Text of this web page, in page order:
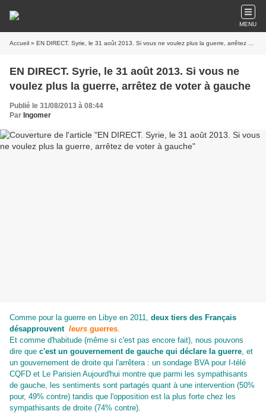
MENU
Accueil » EN DIRECT. Syrie, le 31 août 2013. Si vous ne voulez plus la guerre, arrêtez de voter à gauche
EN DIRECT. Syrie, le 31 août 2013. Si vous ne
voulez plus la guerre, arrêtez de voter à gauche
Publié le 31/08/2013 à 08:44
Par Ingomer
Comme pour la guerre en Libye en 2011, deux tiers des Français
désapprouvent leurs guerres.
Et comme d'habitude (même si c'est pas encore fait), nous pouvons
dire que c'est un gouvernement de gauche qui déclare la guerre, et
un gouvernement de droite qui l'arrêtera : un sondage BVA pour I-télé
CQFD et Le Parisien Aujourd'hui montre que parmi les sympathisants
de gauche, les sentiments sont partagés quant à une intervention (50%
pour, 49% contre) tandis que l'opposition est la plus forte chez les
sympathisants de droite (74% contre).